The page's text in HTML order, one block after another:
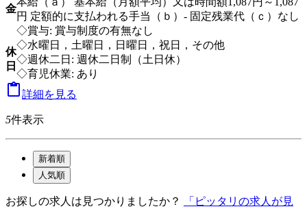
金
円 定額的に支払われる手当（ｂ）- 固定残業代（ｃ）なし
◇賞与: 賞与制度の有無なし
休
日
◇水曜日，土曜日，日曜日，祝日，その他
◇週休二日: 週休二日制（土日休）
◇育児休業: あり
詳細を見る
5件表示
新着順
人気順
お探しの求人は見つかりましたか？
「ピッタリの求人が見